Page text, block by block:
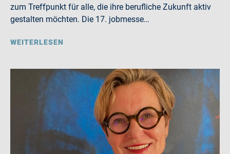
zum Treffpunkt für alle, die ihre berufliche Zukunft aktiv
gestalten möchten. Die 17. jobmesse…
WEITERLESEN